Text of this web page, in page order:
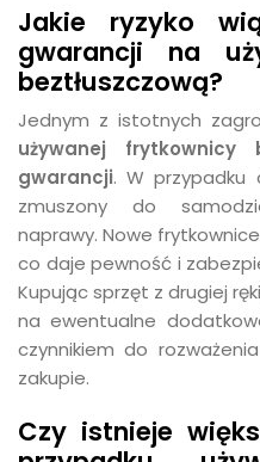
Jakie ryzyko
gwarancji na
beztłuszczową?
Jednym z istotnych
używanej frytkownicy
gwarancji. W przypadku
zmuszony do
naprawy. Nowe
co daje pewność i
Kupując sprzęt z drugiej
na ewentualne
czynnikiem do
zakupie.
Czy istnieje